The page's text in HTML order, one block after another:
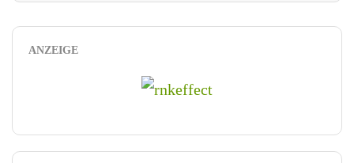
ANZEIGE